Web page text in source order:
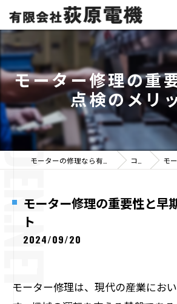
モーター修理の重
点検のメリ
コラム モー
モーター修理の重要性と早
ト
2024/09/20
モーター修理は、現代の産業にお